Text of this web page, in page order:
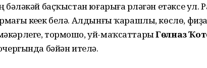
бәләкәй баҫҡыстан юғарыға үрләгән етәксе ул.
кеүек белә. Алдынғы ҡарашлы, көслө,
тормошо, уй-маҡсаттарыГөлназ
бәйән ителә.